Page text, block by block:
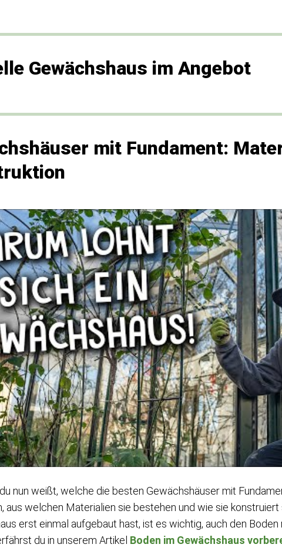
Gewächshaus im Angebot
mit Fundament:
nun weißt, welche die besten Gewächshäuser mit
aus welchen Materialien sie bestehen und wie sie konstruiert
erst einmal aufgebaut hast, ist es wichtig, auch den
du in unserem Artikel Boden im Gewächshaus